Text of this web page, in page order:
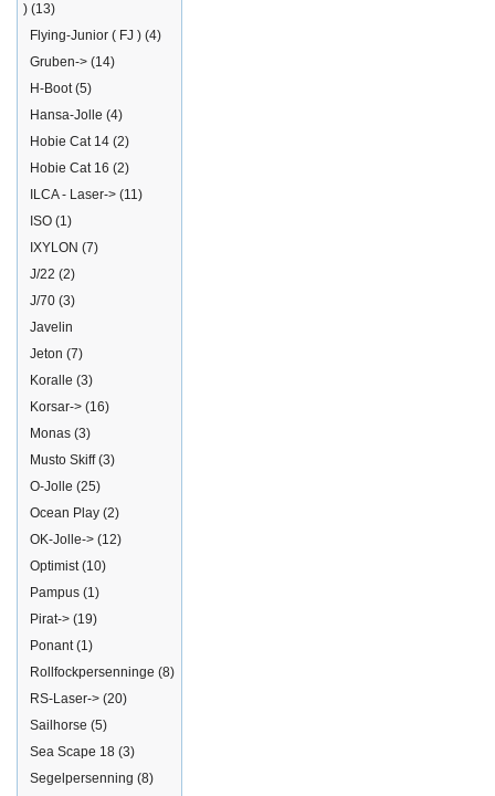
) (13)
Flying-Junior ( FJ ) (4)
Gruben-> (14)
H-Boot(5)
Hansa-Jolle (4)
Hobie Cat 14 (2)
Hobie Cat 16 (2)
ILCA - Laser-> (11)
ISO (1)
IXYLON (7)
J/22 (2)
J/70 (3)
Javelin
Jeton (7)
Koralle (3)
Korsar-> (16)
Monas (3)
Musto Skiff(3)
O-Jolle (25)
Ocean Play (2)
OK-Jolle-> (12)
Optimist(10)
Pampus (1)
Pirat-> (19)
Ponant(1)
Rollfockpersenninge (8)
RS-Laser-> (20)
Sailhorse (5)
Sea Scape 18 (3)
Segelpersenning (8)